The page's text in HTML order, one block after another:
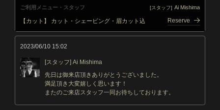
ご利用メニュー・スタッフ [スタッフ] Ai Mishima
【カット】 カット・シェービング・眉カット込 Reserve
2023/06/10 15:02
[スタッフ] Ai Mishima
先日は御来店頂きありがとうございました。
満足頂き大変嬉しく思います！
またのご来店スタッフ一同お待ちしております。